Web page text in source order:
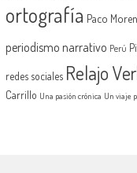
ortografía Paco
periodismo narrativo Perú
redes sociales Relajo
Carrillo Una pasión crónica Un viaje